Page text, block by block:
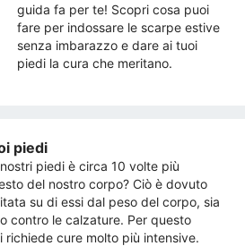
guida fa per te! Scopri cosa puoi
fare per indossare le scarpe estive
senza imbarazzo e dare ai tuoi
piedi la cura che meritano.
piedi
piedi è circa 10 volte più
del nostro corpo? Ciò è dovuto
su di essi dal peso del corpo, sia
contro le calzature. Per questo
richiede cure molto più intensive.